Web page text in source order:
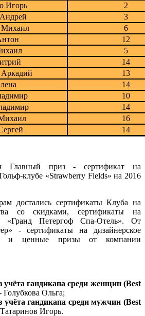
Игорь
2
3
Михаил
6
12
5
14
13
14
10
14
16
14
Главный приз - сертификат на
клубе «Strawberry Fields» на 2016
достались сертификаты Клуба на
со скидками, сертификаты на
«Гранд Петергоф Спа-Отель». От
- сертификаты на дизайнерское
и ценные призы от компании
учёта гандикапа среди женщин (Best
Голубкова Ольга;
учёта гандикапа среди мужчин (Best
Игорь.